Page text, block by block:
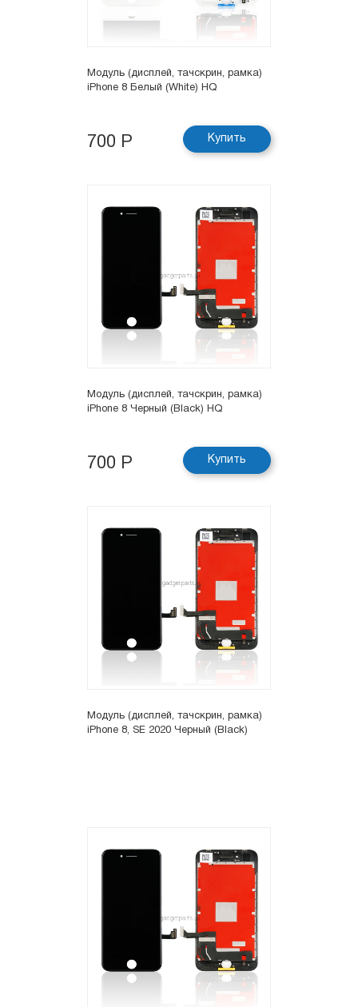
Модуль (дисплей, тачскрин, рамка)
iPhone 8 Белый (White) HQ
700 Р Купить
Модуль (дисплей, тачскрин, рамка)
iPhone 8 Черный (Black) HQ
700 Р Купить
Модуль (дисплей, тачскрин, рамка)
iPhone 8, SE 2020 Черный (Black)